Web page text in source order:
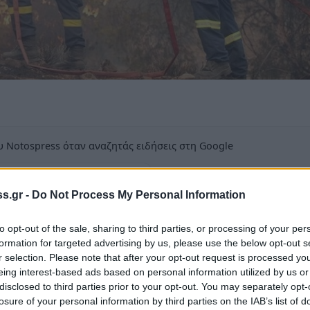
- Do Not Process My Personal Information
opt-out of the sale, sharing to third parties, or processing of your
for targeted advertising by us, please use the below opt-out
selection. Please note that after your opt-out request is processed
interest-based ads based on personal information utilized by us
to third parties prior to your opt-out. You may separately
of your personal information by third parties on the IAB’s list of
όταν αναζητάς ειδήσεις στη Google
και πιο συγκεκριμένα σε δασική έκταση